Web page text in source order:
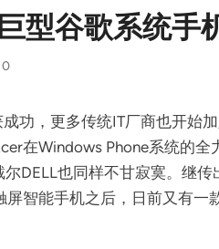
型谷歌系统手
0
功，更多传统IT厂商也开始
在Windows Phone系统的全
DELL也同样不甘寂寞。继
智能手机之后，日前又有一